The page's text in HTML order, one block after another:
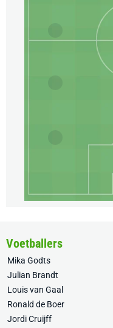
Voetballers
Mika Godts
Julian Brandt
Louis van Gaal
Ronald de Boer
Jordi Cruijff